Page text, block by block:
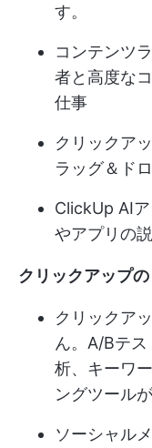
す。
コンテンツ
者と高度な
仕事
クリックア
ラッグ＆ド
ClickUp AI
やアプリの
クリックアップ
クリックア
ん。A/Bテ
析、キーワ
ングツール
ソーシャル